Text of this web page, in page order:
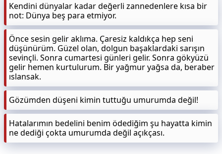
Kendini dünyalar kadar değerli zannedenlere kısa bir
not: Dünya beş para etmiyor.
Önce sesin gelir aklıma. Çaresiz kaldıkça hep seni
düşünürüm. Güzel olan, dolgun başaklardaki sarışın
sevinçli. Sonra cumartesi günleri gelir. Sonra gökyüzü
gelir hemen kurtulurum. Bir yağmur yağsa da, beraber
ıslansak.
Gözümden düşeni kimin tuttuğu umurumda değil!
Hatalarımın bedelini benim ödediğim şu hayatta kimin
ne dediği çokta umurumda değil açıkçası.